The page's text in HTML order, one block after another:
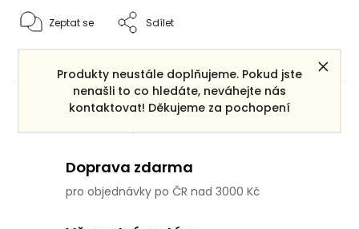
Produkty neustále doplňujeme. Pokud jste
nenašli to co hledáte, neváhejte nás
kontaktovat! Děkujeme za pochopení
Zeptat se Sdílet
Dárek zdarma
Doprava zdarma
pro objednávky po ČR nad 3000 Kč